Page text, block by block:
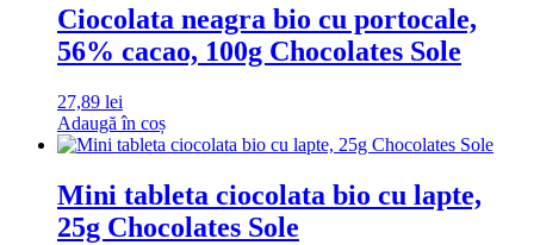
Ciocolata neagra bio cu portocale,
56% cacao, 100g Chocolates Sole
27,89 lei
Adaugă în coș
Mini tableta ciocolata bio cu lapte,
25g Chocolates Sole